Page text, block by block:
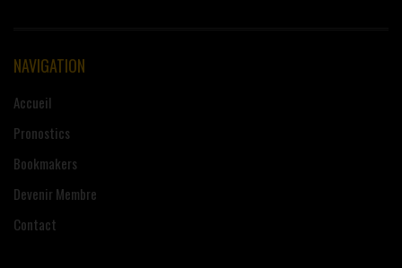
NAVIGATION
Accueil
Pronostics
Bookmakers
Devenir Membre
Contact